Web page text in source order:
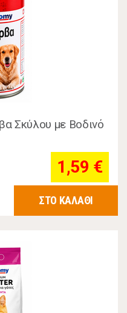
Σκύλου με Βοδινό
1,59 €
ΣΤΟ ΚΑΛΑΘΙ